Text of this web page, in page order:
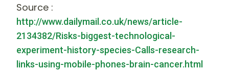
Source :
http://www.dailymail.co.uk/news/article-
2134382/Risks-biggest-technological-
experiment-history-species-Calls-research-
links-using-mobile-phones-brain-cancer.html